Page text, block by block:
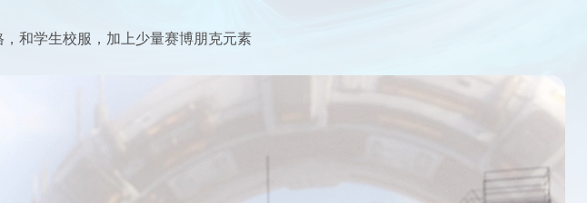
和学生校服，加上少量赛博朋克元素